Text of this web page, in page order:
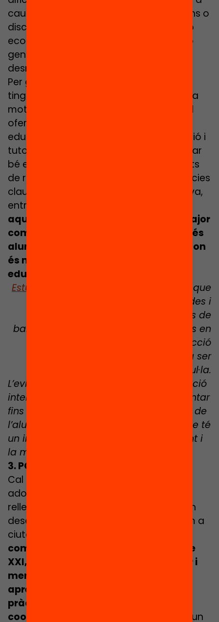
causa de problemes lingüístics, trastorns o
discapacitats, o per dificultats socials o
econòmiques de les seves famílies. Això
genera repeticions de curs ineficients,
desmotivació escolar i abandonament.
Per garantir que tots els infants i joves
tinguin èxit educatiu i mantinguin la seva
motivació i el vincle amb els estudis, cal
oferir un ventall ampli de suports
educatius. Accions especials d’orientació i
tutorització que ajudin els alumnes a triar
bé els seus itineraris educatius, activitats
de reforç puntual per assolir competències
clau o aules i serveis d’educació inclusiva,
entre d’altres.
aquests recursos en els centres de major
complexitat, ja que és allà on hi ha més
alumnat amb necessitats de suport i on
és més fonamental apuntalar l’èxit
educatiu.
Estudis fets als Estats Units
conclouen que
en dos mesos d’escoles tancades i
aprenentatge en línia els alumnes de
barris pobres van reduir el seu progrés en
matemàtiques en un 50%. La reducció
entre els alumnes de barris rics va ser
nul·la.
L’evidència demostra que una tutorització
intensiva en grups reduïts pot incrementar
fins a 4 mesos el ritme d’aprenentatge de
l’alumnat en un curs escolar, alhora que té
un impacte positiu en el comportament i
la motivació cap a l’aprenentatge.
3. POSEM AL DIA EL SISTEMA EDUCATIU
Cal garantir que tots els infants i
adolescents adquireixin aprenentatges
rellevants i significatius que els permetin
desenvolupar-se com a persones i com a
ciutadans.
competències per a la vida en el segle
XXI, cal superar el model transmissor i
memorístic i substituir-lo per un
aprenentatge basat en l’experiència
pràctica de l’alumnat, el treball
cooperatiu i competencial.
Aquest és un